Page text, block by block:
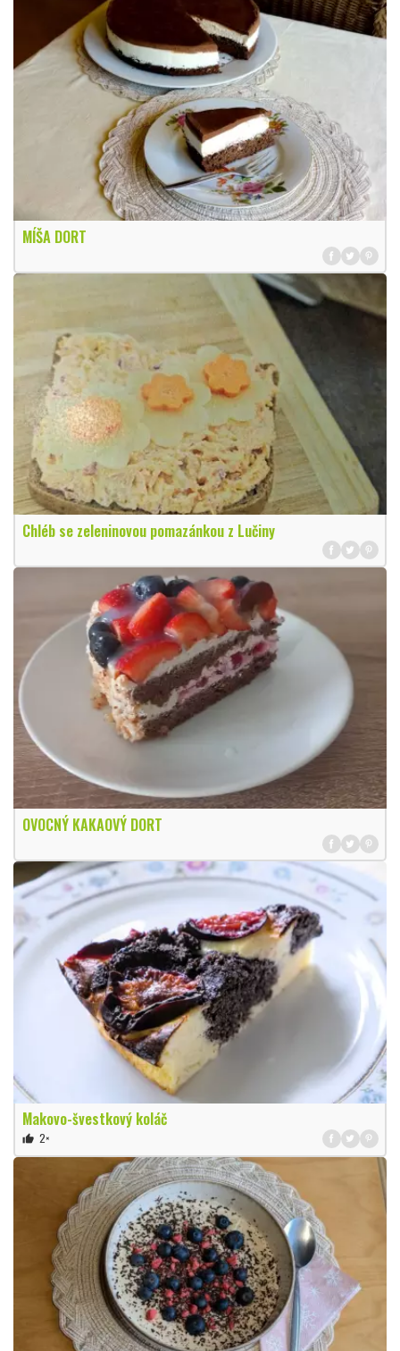
MÍŠA DORT
Chléb se zeleninovou pomazánkou z Lučiny
OVOCNÝ KAKAOVÝ DORT
Makovo-švestkový koláč
thumb_up 2×